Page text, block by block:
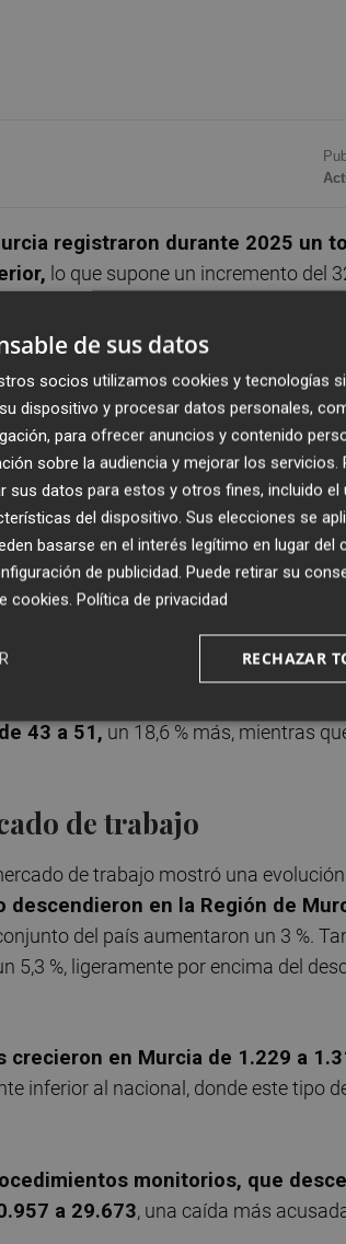
registraron durante 2025 un
lo que supone un incremento del
órganos judiciales elaborado por el
regional se situó por encima de la
alcanzar los 74.739
más demandas concursales
por Cataluña con 214 y
todo, por los concursos de
de 2.395 a 3.197, con una subida
36,3 %. A pesar de ello, Murcia
tipo registrados por cada 100.000
de personas jurídicas, que
registrado en el conjunto de España.
43 a 51,un 18,6 % más, mientras
de trabajo
de trabajo mostró una
descendieron en la Región de
del país aumentaron un 3 %.
5,3 %, ligeramente por encima del
en Murcia de 1.229 a
inferior al nacional, donde este tipo
monitorios, que
a 29.673, una caída más
de sus datos
socios utilizamos cookies y tecnologías
dispositivo y procesar datos personales,
para ofrecer anuncios y contenido
sobre la audiencia y mejorar los servicios.
sus datos para estos y otros fines, incluido
del dispositivo. Sus elecciones se
basarse en el interés legítimo en lugar
de publicidad. Puede retirar su
cookies. Política de privacidad
RECHAZAR